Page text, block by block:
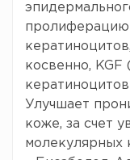
косвенно,
Улучшает
коже, за счет
молекулярных